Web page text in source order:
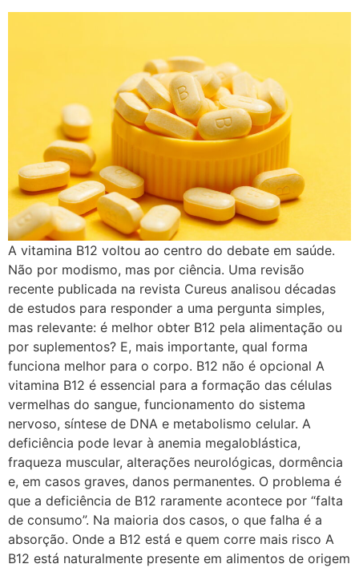
A vitamina B12 voltou ao centro do debate em saúde.
Não por modismo, mas por ciência. Uma revisão
recente publicada na revista Cureus analisou décadas
de estudos para responder a uma pergunta simples,
mas relevante: é melhor obter B12 pela alimentação ou
por suplementos? E, mais importante, qual forma
funciona melhor para o corpo. B12 não é opcional A
vitamina B12 é essencial para a formação das células
vermelhas do sangue, funcionamento do sistema
nervoso, síntese de DNA e metabolismo celular. A
deficiência pode levar à anemia megaloblástica,
fraqueza muscular, alterações neurológicas, dormência
e, em casos graves, danos permanentes. O problema é
que a deficiência de B12 raramente acontece por “falta
de consumo”. Na maioria dos casos, o que falha é a
absorção. Onde a B12 está e quem corre mais risco A
B12 está naturalmente presente em alimentos de origem